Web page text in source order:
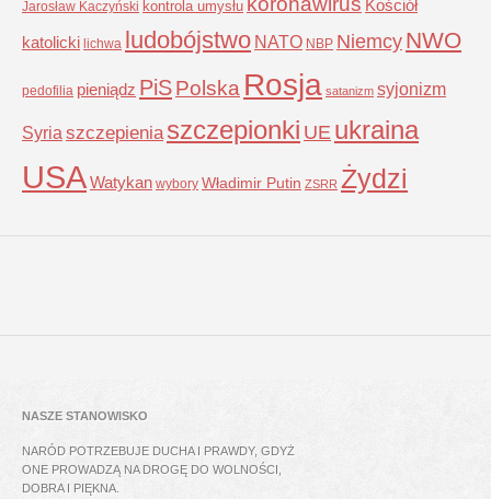
Jarosław Kaczyński kontrola umysłu Kościół
katolicki lichwa ludobójstwo NATO NBP NiemcyNWO
pedofilia pieniądz PiSPolska Rosja satanizm syjonizm
Syria szczepienia szczepionki UE ukraina
USAWatykan wybory Władimir Putin ZSRR Żydzi
NASZE STANOWISKO
NARÓD POTRZEBUJE DUCHA I PRAWDY, GDYŻ
ONE PROWADZĄ NA DROGĘ DO WOLNOŚCI,
DOBRA I PIĘKNA.